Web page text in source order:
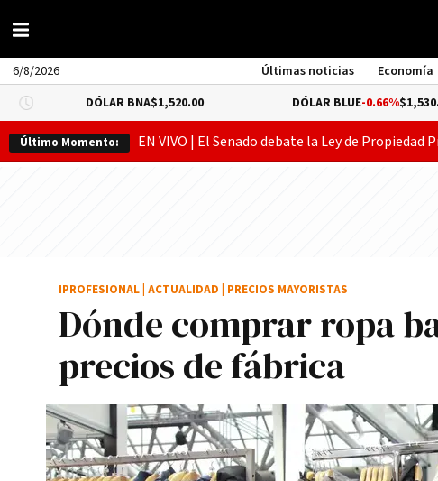
6/8/2026 Últimas noticias Economía
DÓLAR BNA$1,520.00 DÓLAR BLUE-0.66%$1,530.00
Último Momento: EN VIVO | El Senado debate la Ley de
Dónde comprar ropa
precios de fábrica
IPROFESIONAL ACTUALIDAD PRECIOS MAYORISTAS